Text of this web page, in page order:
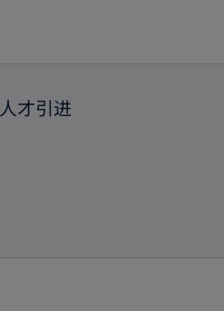
才引进